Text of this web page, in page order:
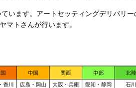
います。アートセッティングデリバリ
マトさんが行います。